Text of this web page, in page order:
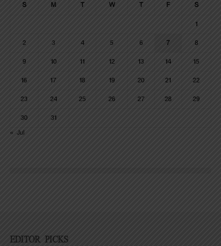
S M T W T F S
1
2 3 4 5 6 7 8
9 10 11 12 13 14 15
16 17 18 19 20 21 22
23 24 25 26 27 28 29
30
31
« Jul
EDITOR PICKS